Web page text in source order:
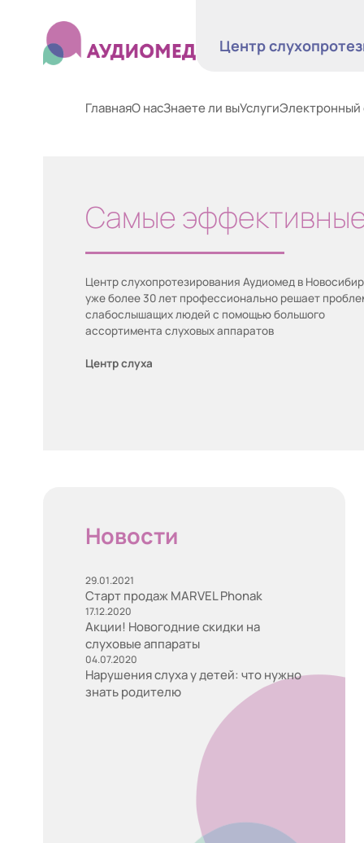
Центр
ГлавнаяО насЗнаете ли выУслугиЭлектронный
Самые
Центр слухопротезирования Аудиомед в
уже более 30 лет профессионально решает
слабослышащих людей с помощью большого
ассортимента слуховых аппаратов
Центр слуха
Новости
29.01.2021
Старт продаж MARVEL Phonak
17.12.2020
Акции! Новогодние скидки на
слуховые аппараты
04.07.2020
Нарушения слуха у детей: что нужно
знать родителю